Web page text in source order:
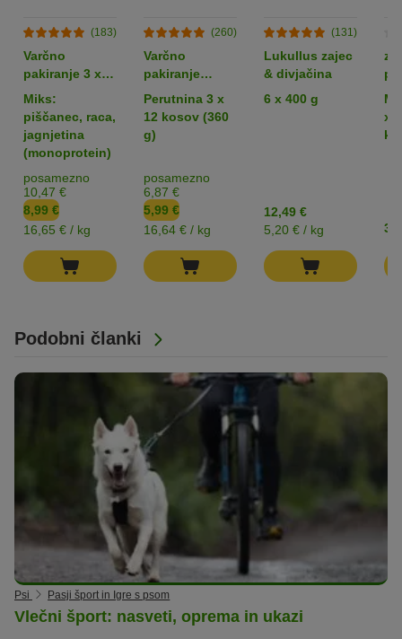
Podobni članki
Psi Pasji šport in Igre s psom
Vlečni šport: nasveti, oprema in ukazi
(183)
Varčno
pakiranje 3 x
180 g: Wolf of
Wilderness
Snack - Wild
Bites
Miks:
piščanec, raca,
jagnjetina
(monoprotein)
posamezno
10,47 €
8,99 €
16,65 € / kg
(260)
Varčno
pakiranje
Rocco Sticks
Perutnina 3 x
12 kosov (360
g)
posamezno
6,87 €
5,99 €
16,64 € / kg
(131)
Lukullus zajec
& divjačina
6 x 400 g
12,49 €
5,20 € / kg
x